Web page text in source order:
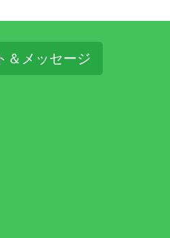
＆メッセージ